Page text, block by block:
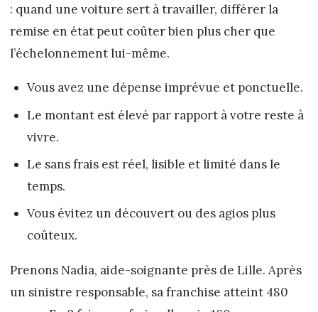
: quand une voiture sert à travailler, différer la
remise en état peut coûter bien plus cher que
l’échelonnement lui-même.
Vous avez une dépense imprévue et ponctuelle.
Le montant est élevé par rapport à votre reste à
vivre.
Le sans frais est réel, lisible et limité dans le
temps.
Vous évitez un découvert ou des agios plus
coûteux.
Prenons Nadia, aide-soignante près de Lille. Après
un sinistre responsable, sa franchise atteint 480